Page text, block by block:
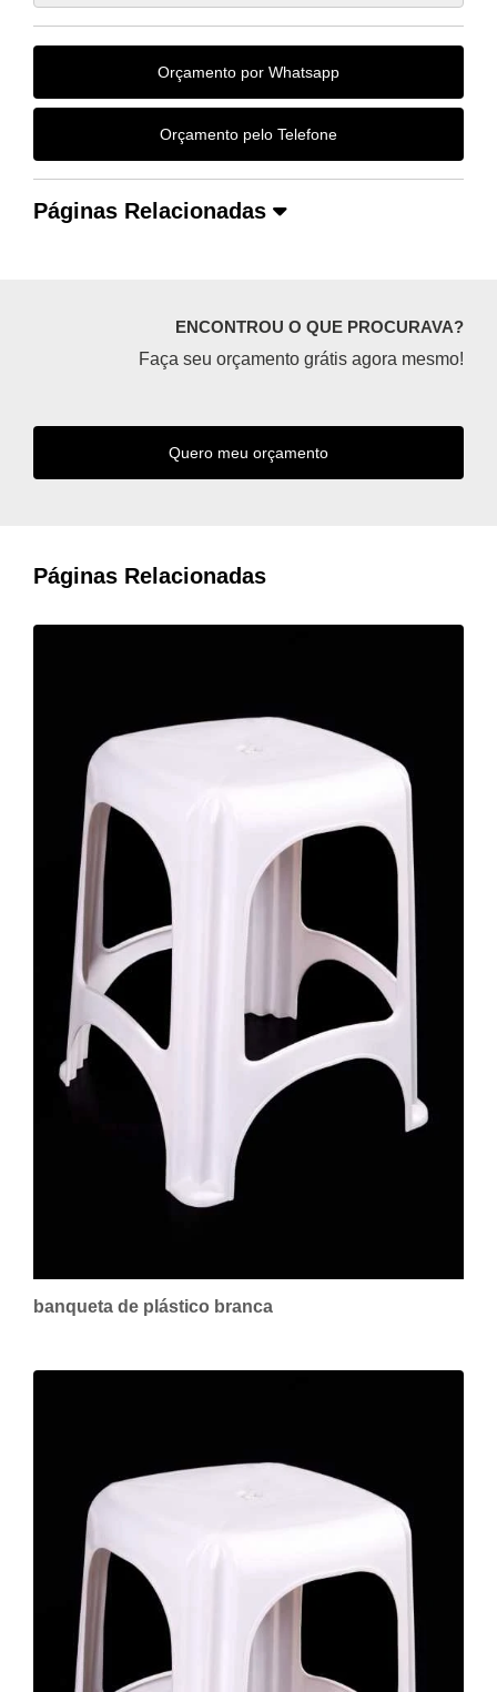
Orçamento por Whatsapp
Orçamento pelo Telefone
Páginas Relacionadas
ENCONTROU O QUE PROCURAVA?
Faça seu orçamento grátis agora mesmo!
Quero meu orçamento
Páginas Relacionadas
banqueta de plástico branca